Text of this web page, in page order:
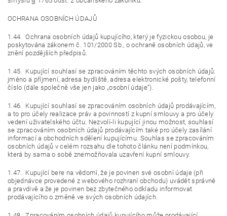
OCHRANA OSOBNÍCH ÚDAJŮ
1.44. Ochrana osobních údajů kupujícího, který je fyzickou osobou, je
poskytována zákonem č. 101/2000 Sb., o ochraně osobních údajů, ve
znění pozdějších předpisů.
1.45. Kupující souhlasí se zpracováním těchto svých osobních údajů:
jméno a příjmení, adresa bydliště, adresa elektronické pošty, telefonní
číslo (dále společně vše jen jako „osobní údaje“).
1.46. Kupující souhlasí se zpracováním osobních údajů prodávajícím,
a to pro účely realizace práv a povinností z kupní smlouvy a pro účely
vedení uživatelského účtu. Nezvolí-li kupující jinou možnost, souhlasí
se zpracováním osobních údajů prodávajícím také pro účely zasílání
informací a obchodních sdělení kupujícímu. Souhlas se zpracováním
osobních údajů v celém rozsahu dle tohoto článku není podmínkou,
která by sama o sobě znemožňovala uzavření kupní smlouvy.
1.47. Kupující bere na vědomí, že je povinen své osobní údaje (při
objednávce provedené z webového rozhraní obchodu) uvádět správně
a pravdivě a že je povinen bez zbytečného odkladu informovat
prodávajícího o změně ve svých osobních údajích.